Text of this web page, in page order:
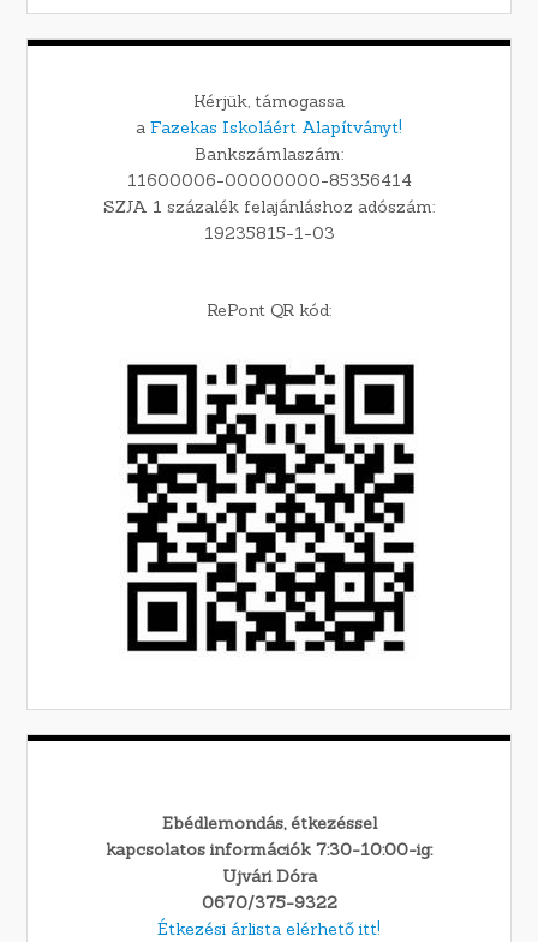
Kérjük, támogassa
a Fazekas Iskoláért Alapítványt!
Bankszámlaszám:
11600006-00000000-85356414
SZJA 1 százalék felajánláshoz adószám:
19235815-1-03
RePont QR kód:
Ebédlemondás, étkezéssel
kapcsolatos információk 7:30-10:00-ig:
Ujvári Dóra
0670/375-9322
Étkezési árlista elérhető itt!